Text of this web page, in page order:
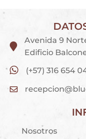
Avenida 9
Edificio
(+57) 316 654
Nosotros